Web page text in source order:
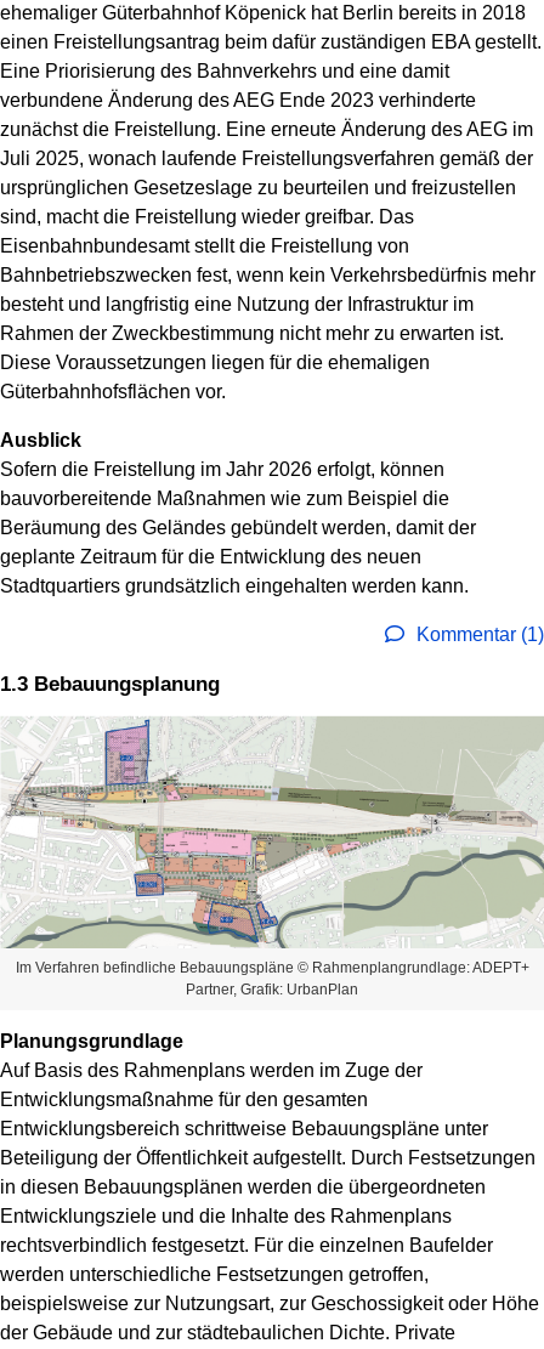
ehemaliger Güterbahnhof Köpenick hat Berlin bereits in 2018
einen Freistellungsantrag beim dafür zuständigen EBA gestellt.
Eine Priorisierung des Bahnverkehrs und eine damit
verbundene Änderung des AEG Ende 2023 verhinderte
zunächst die Freistellung. Eine erneute Änderung des AEG im
Juli 2025, wonach laufende Freistellungsverfahren gemäß der
ursprünglichen Gesetzeslage zu beurteilen und freizustellen
sind, macht die Freistellung wieder greifbar. Das
Eisenbahnbundesamt stellt die Freistellung von
Bahnbetriebszwecken fest, wenn kein Verkehrsbedürfnis mehr
besteht und langfristig eine Nutzung der Infrastruktur im
Rahmen der Zweckbestimmung nicht mehr zu erwarten ist.
Diese Voraussetzungen liegen für die ehemaligen
Güterbahnhofsflächen vor.
Ausblick
Sofern die Freistellung im Jahr 2026 erfolgt, können
bauvorbereitende Maßnahmen wie zum Beispiel die
Beräumung des Geländes gebündelt werden, damit der
geplante Zeitraum für die Entwicklung des neuen
Stadtquartiers grundsätzlich eingehalten werden kann.
Kommentar (1)
1.3 Bebauungsplanung
Im Verfahren befindliche Bebauungspläne © Rahmenplangrundlage: ADEPT+
Partner, Grafik: UrbanPlan
Planungsgrundlage
Auf Basis des Rahmenplans werden im Zuge der
Entwicklungsmaßnahme für den gesamten
Entwicklungsbereich schrittweise Bebauungspläne unter
Beteiligung der Öffentlichkeit aufgestellt. Durch Festsetzungen
in diesen Bebauungsplänen werden die übergeordneten
Entwicklungsziele und die Inhalte des Rahmenplans
rechtsverbindlich festgesetzt. Für die einzelnen Baufelder
werden unterschiedliche Festsetzungen getroffen,
beispielsweise zur Nutzungsart, zur Geschossigkeit oder Höhe
der Gebäude und zur städtebaulichen Dichte. Private